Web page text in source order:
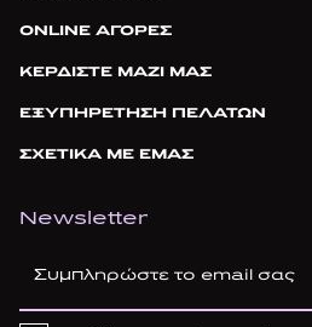
ONLINE ΑΓΟΡΕΣ
ΚΕΡΔΙΣΤΕ ΜΑΖΙ ΜΑΣ
ΕΞΥΠΗΡΕΤΗΣΗ ΠΕΛΑΤΩΝ
ΣΧΕΤΙΚΑ ΜΕ ΕΜΑΣ
Newsletter